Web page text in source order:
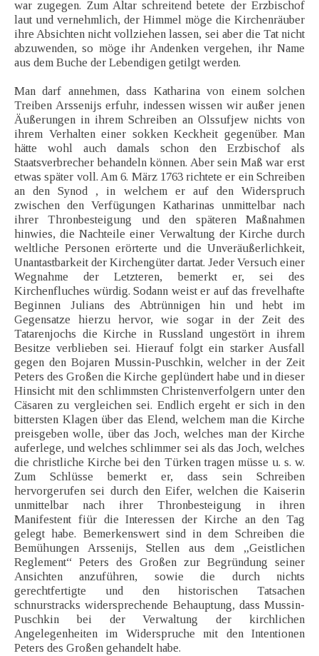
war zugegen. Zum Altar schreitend betete der Erzbischof
laut und vernehmlich, der Himmel möge die Kirchenräuber
ihre Absichten nicht vollziehen lassen, sei aber die Tat nicht
abzuwenden, so möge ihr Andenken vergehen, ihr Name
aus dem Buche der Lebendigen getilgt werden.
Man darf annehmen, dass Katharina von einem solchen
Treiben Arssenijs erfuhr, indessen wissen wir außer jenen
Äußerungen in ihrem Schreiben an Olssufjew nichts von
ihrem Verhalten einer sokken Keckheit gegenüber. Man
hätte wohl auch damals schon den Erzbischof als
Staatsverbrecher behandeln können. Aber sein Maß war erst
etwas später voll. Am 6. März 1763 richtete er ein Schreiben
an den Synod , in welchem er auf den Widerspruch
zwischen den Verfügungen Katharinas unmittelbar nach
ihrer Thronbesteigung und den späteren Maßnahmen
hinwies, die Nachteile einer Verwaltung der Kirche durch
weltliche Personen erörterte und die Unveräußerlichkeit,
Unantastbarkeit der Kirchengüter dartat. Jeder Versuch einer
Wegnahme der Letzteren, bemerkt er, sei des
Kirchenfluches würdig. Sodann weist er auf das frevelhafte
Beginnen Julians des Abtrünnigen hin und hebt im
Gegensatze hierzu hervor, wie sogar in der Zeit des
Tatarenjochs die Kirche in Russland ungestört in ihrem
Besitze verblieben sei. Hierauf folgt ein starker Ausfall
gegen den Bojaren Mussin-Puschkin, welcher in der Zeit
Peters des Großen die Kirche geplündert habe und in dieser
Hinsicht mit den schlimmsten Christenverfolgern unter den
Cäsaren zu vergleichen sei. Endlich ergeht er sich in den
bittersten Klagen über das Elend, welchem man die Kirche
preisgeben wolle, über das Joch, welches man der Kirche
auferlege, und welches schlimmer sei als das Joch, welches
die christliche Kirche bei den Türken tragen müsse u. s. w.
Zum Schlüsse bemerkt er, dass sein Schreiben
hervorgerufen sei durch den Eifer, welchen die Kaiserin
unmittelbar nach ihrer Thronbesteigung in ihren
Manifestent fiür die Interessen der Kirche an den Tag
gelegt habe. Bemerkenswert sind in dem Schreiben die
Bemühungen Arssenijs, Stellen aus dem „Geistlichen
Reglement“ Peters des Großen zur Begründung seiner
Ansichten anzuführen, sowie die durch nichts
gerechtfertigte und den historischen Tatsachen
schnurstracks widersprechende Behauptung, dass Mussin-
Puschkin bei der Verwaltung der kirchlichen
Angelegenheiten im Widerspruche mit den Intentionen
Peters des Großen gehandelt habe.